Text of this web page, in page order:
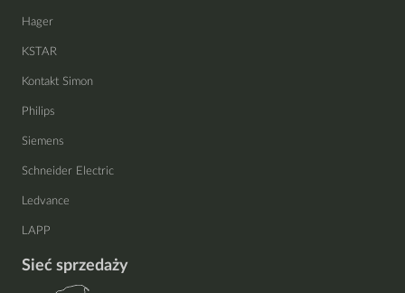
Hager
KSTAR
Kontakt Simon
Philips
Siemens
Schneider Electric
Ledvance
LAPP
Sieć sprzedaży